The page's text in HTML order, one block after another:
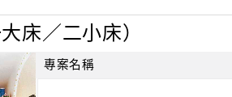
插座」
插座)
會忽冷忽熱！
床／二小床）
專案名稱